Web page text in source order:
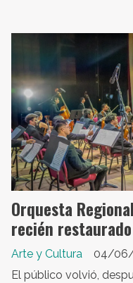
Orquesta
recién
Arte y Cultura
04/
El público volvió,